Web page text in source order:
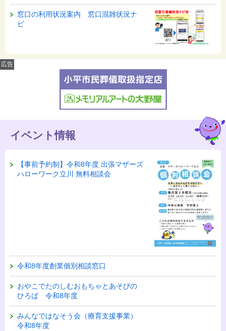
窓口の利用状況案内 窓口混雑状況ナ
ビ
広告
イベント情報
【事前予約制】令和8年度 出張マザーズ
ハローワーク立川 無料相談会
令和8年度創業個別相談窓口
おやこでたのしむおもちゃとあそびの
ひろば 令和8年度
みんなではなそう会（療育支援事業）
令和8年度